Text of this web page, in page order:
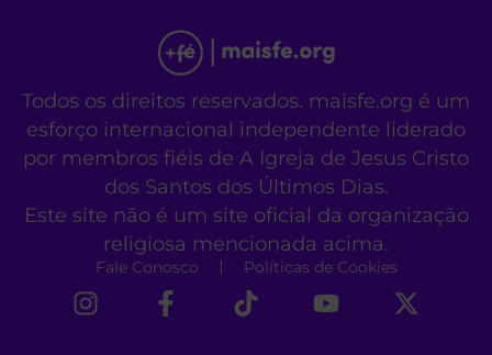
Todos os direitos reservados. maisfe.org é um
esforço internacional independente liderado
por membros fiéis de A Igreja de Jesus Cristo
dos Santos dos Últimos Dias.
Este site não é um site oficial da organização
religiosa mencionada acima.
Fale Conosco Políticas de Cookies